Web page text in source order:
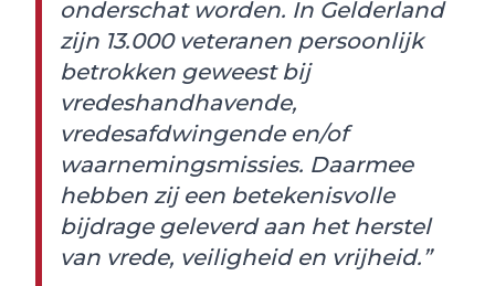
onderschat worden. In Gelderland
zijn 13.000 veteranen persoonlijk
betrokken geweest bij
vredeshandhavende,
vredesafdwingende en/of
waarnemingsmissies. Daarmee
hebben zij een betekenisvolle
bijdrage geleverd aan het herstel
van vrede, veiligheid en vrijheid.”